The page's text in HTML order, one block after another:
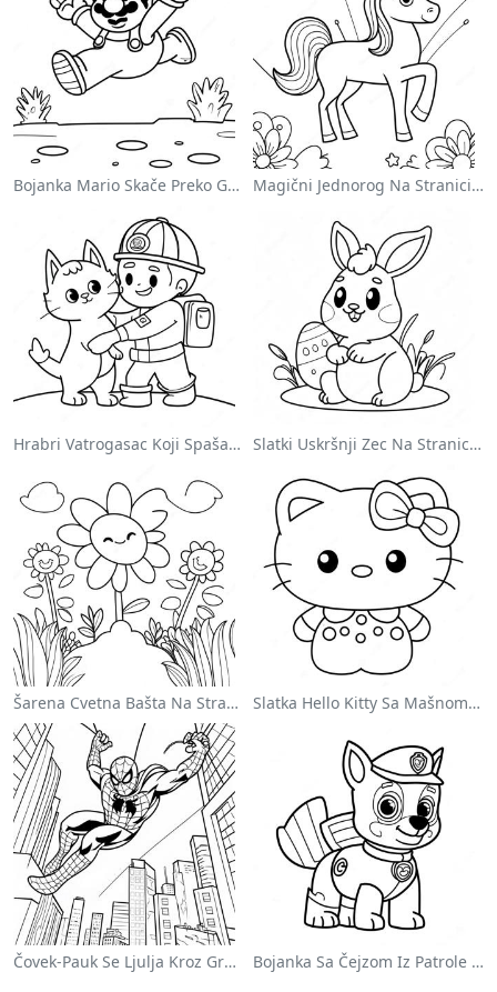
Bojanka Mario Skače Preko Goomba Magični Jednorog Na Stranici Za Bojanje Sa Duškom
Hrabri Vatrogasac Koji Spašava Mačku Za Bojanje Slatki Uskršnji Zec Na Stranici Za Bojanje
Šarena Cvetna Bašta Na Stranici Za Bojanje Slatka Hello Kitty Sa Mašnom - Bojanka
Čovek-Pauk Se Ljulja Kroz Grad - Bojanka Bojanka Sa Čejzom Iz Patrole Pasa